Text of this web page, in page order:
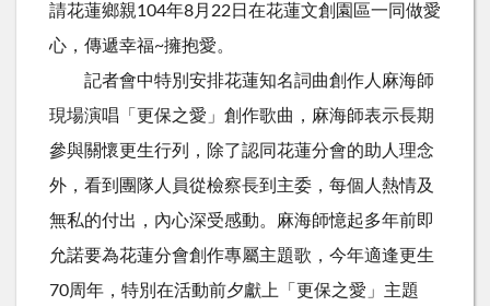
請花蓮鄉親104年8月22日在花蓮文創園區一同做愛
心，傳遞幸福~擁抱愛。
記者會中特別安排花蓮知名詞曲創作人麻海師
現場演唱「更保之愛」創作歌曲，麻海師表示長期
參與關懷更生行列，除了認同花蓮分會的助人理念
外，看到團隊人員從檢察長到主委，每個人熱情及
無私的付出，內心深受感動。麻海師憶起多年前即
允諾要為花蓮分會創作專屬主題歌，今年適逢更生
70周年，特別在活動前夕獻上「更保之愛」主題